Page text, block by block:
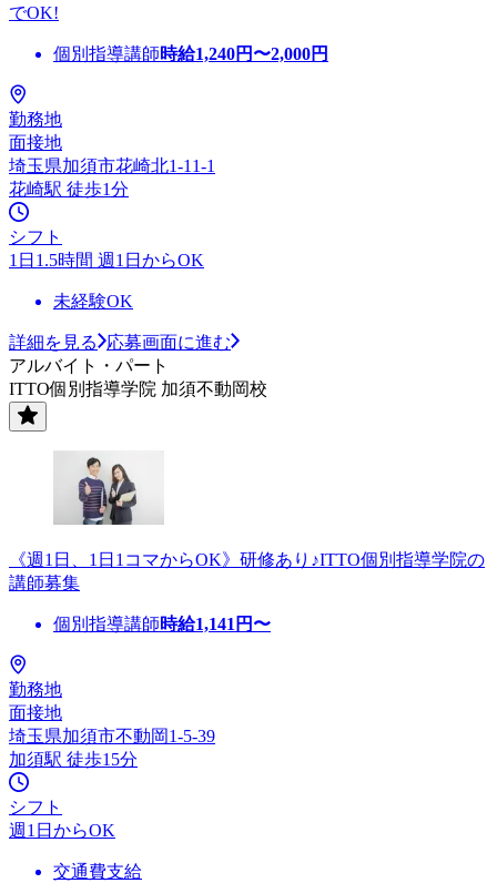
でOK!
個別指導講師時給1,240円〜2,000円
勤務地
面接地
埼玉県加須市花崎北1-11-1
花崎駅 徒歩1分
シフト
1日1.5時間 週1日からOK
未経験OK
詳細を見る
応募画面に進む
アルバイト・パート
ITTO個別指導学院 加須不動岡校
《週1日、1日1コマからOK》研修あり♪ITTO個別指導学院の
講師募集
個別指導講師時給1,141 円〜
勤務地
面接地
埼玉県加須市不動岡1-5-39
加須駅 徒歩15分
シフト
週1日からOK
交通費支給